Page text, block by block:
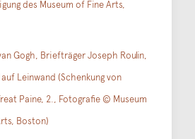
des Museum of Fine Arts,
Gogh, Briefträger Joseph Roulin,
Leinwand (Schenkung von
Paine, 2., Fotografie © Museum
Boston)